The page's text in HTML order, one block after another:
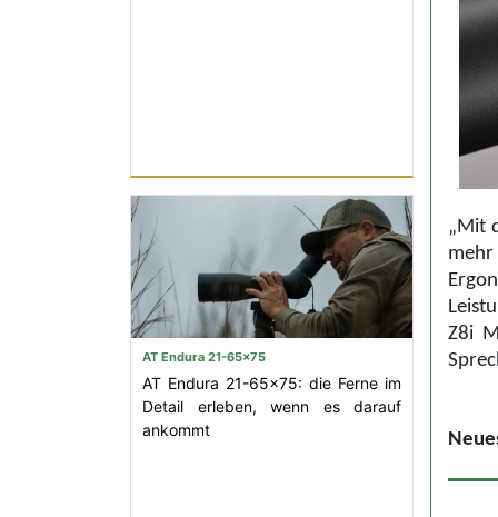
AT Endura 21-65x75
AT Endura 21-65x75: die Ferne im
Detail erleben, wenn es darauf
ankommt
„Mit
Z8i